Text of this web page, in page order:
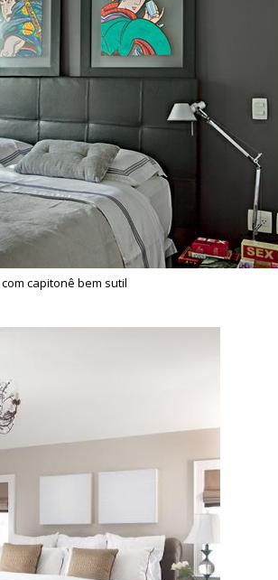
capitonê bem sutil